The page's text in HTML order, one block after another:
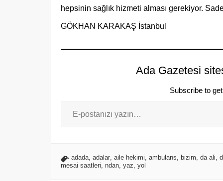
hepsinin sağlık hizmeti alması gerekiyor.
GÖKHAN KARAKAŞ İstanbul
Ada Gazetesi
Subscribe to
adada, adalar, aile hekimi, ambulans, bizim, da ali,
mesai saatleri, ndan, yaz, yol